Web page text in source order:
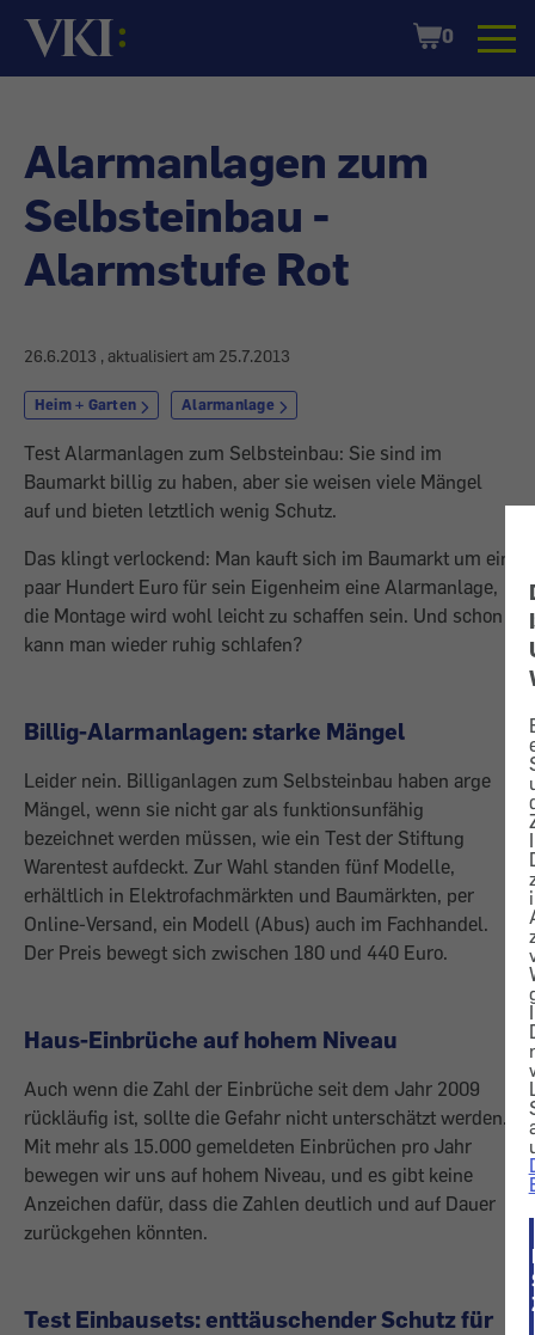
Startseite
Shopping
Cart
0
Alarmanlagen zum
Selbsteinbau -
Alarmstufe Rot
26.6.2013 , aktualisiert am 25.7.2013
Heim + Garten Alarmanlage
Test Alarmanlagen zum Selbsteinbau: Sie sind im
Baumarkt billig zu haben, aber sie weisen viele Mängel
auf und bieten letztlich wenig Schutz.
Das klingt verlockend: Man kauft sich im Baumarkt um ein
paar Hundert Euro für sein Eigenheim eine Alarmanlage,
die Montage wird wohl leicht zu schaffen sein. Und schon
kann man wieder ruhig schlafen?
Billig-Alarmanlagen: starke Mängel
Leider nein. Billiganlagen zum Selbsteinbau haben arge
Mängel, wenn sie nicht gar als funktionsunfähig
bezeichnet werden müssen, wie ein Test der Stiftung
Warentest ­aufdeckt. Zur Wahl standen fünf Modelle,
erhältlich in Elektrofachmärkten und Baumärkten, per
Online-Versand, ein Modell (Abus) auch im Fachhandel.
Der Preis bewegt sich zwischen 180 und 440 Euro.
Haus-Einbrüche auf hohem Niveau
Auch wenn die Zahl der Einbrüche seit dem Jahr 2009
rückläufig ist, sollte die Gefahr nicht unterschätzt werden.
Mit mehr als 15.000 gemeldeten Einbrüchen pro Jahr
bewegen wir uns auf hohem Niveau, und es gibt keine
Anzeichen dafür, dass die Zahlen deutlich und auf Dauer
zurück­gehen könnten.
Test Einbausets: enttäuschender Schutz für